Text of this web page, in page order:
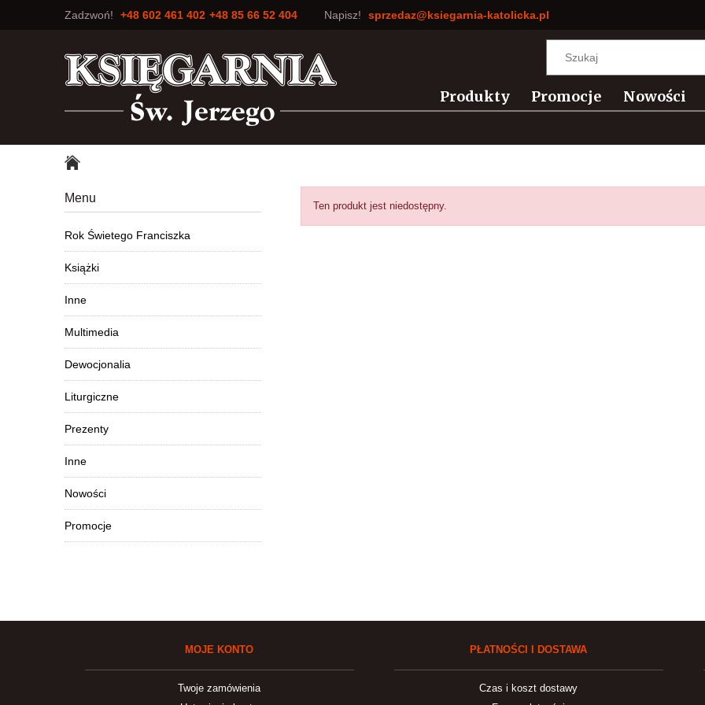
Produkty Promocje Nowości
Zadzwoń! +48 602 461 402 +48 85 66 52 404 Napisz! sprzedaz@ksiegarnia-katolicka.pl
Menu
Rok Świetego Franciszka
Książki
Inne
Multimedia
Dewocjonalia
Liturgiczne
Prezenty
Inne
Nowości
Promocje
Ten produkt jest niedostępny.
MOJE KONTO
Twoje zamówienia
PŁATNOŚCI I DOSTAWA
Czas i koszt dostawy